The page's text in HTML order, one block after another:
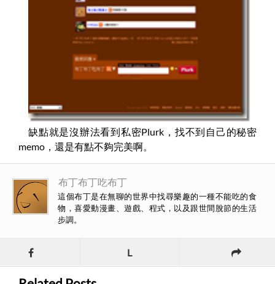
缺點就是沒辦法看到私密Plurk，找不到自己的秘密
memo，還是有點不夠完美啊。
布丁布丁吃布丁
這個布丁是在無聊的世界中找尋樂趣的一種不能吃的食
物，喜愛動漫畫、遊戲、程式，以及跟世間脫節的生活
步調。
L